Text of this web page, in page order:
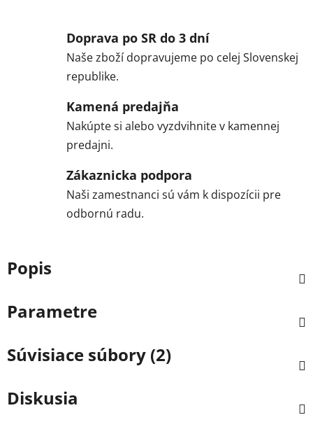
Doprava po SR do 3 dní
Naše zboží dopravujeme po celej Slovenskej
republike.
Kamená predajňa
Nakúpte si alebo vyzdvihnite v kamennej
predajni.
Zákaznicka podpora
Naši zamestnanci sú vám k dispozícii pre
odbornú radu.
Popis
Parametre
Súvisiace súbory (2)
Diskusia